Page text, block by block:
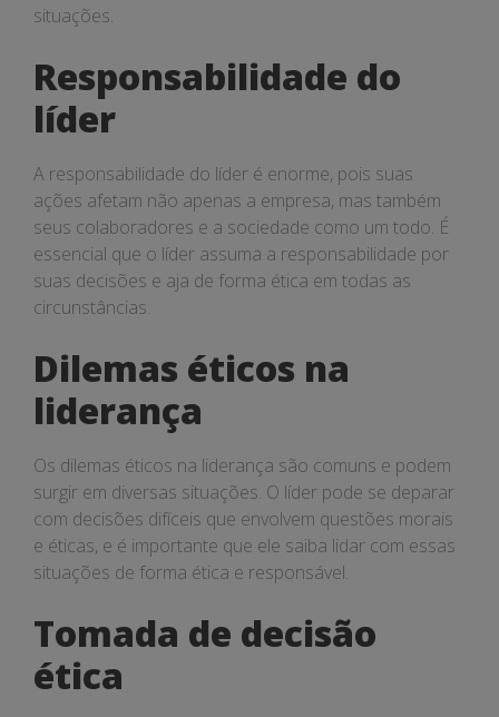
situações.
Responsabilidade do
líder
A responsabilidade do líder é enorme, pois suas
ações afetam não apenas a empresa, mas também
seus colaboradores e a sociedade como um todo. É
essencial que o líder assuma a responsabilidade por
suas decisões e aja de forma ética em todas as
circunstâncias.
Dilemas éticos na
liderança
Os dilemas éticos na liderança são comuns e podem
surgir em diversas situações. O líder pode se deparar
com decisões difíceis que envolvem questões morais
e éticas, e é importante que ele saiba lidar com essas
situações de forma ética e responsável.
Tomada de decisão
ética